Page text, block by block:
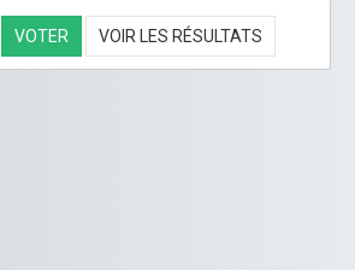
VOTER VOIR LES RÉSULTATS